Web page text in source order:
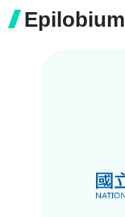
Epilobium